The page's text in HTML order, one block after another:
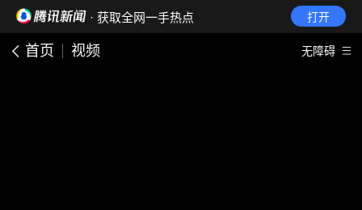
· 获取全网一手热点 打开
首页 视频 无障碍